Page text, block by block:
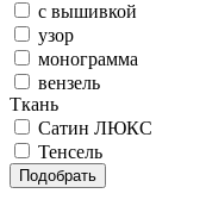
с вышивкой
узор
монограмма
вензель
Ткань
Сатин ЛЮКС
Тенсель
Подобрать